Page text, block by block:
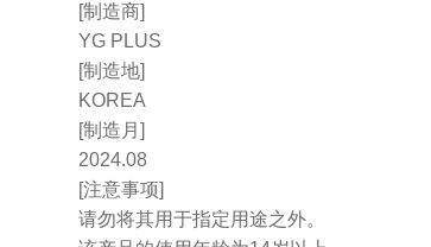
[制造商]
YG PLUS
[制造地]
KOREA
[制造月]
2024.08
[注意事项]
请勿将其用于指定用途之外。